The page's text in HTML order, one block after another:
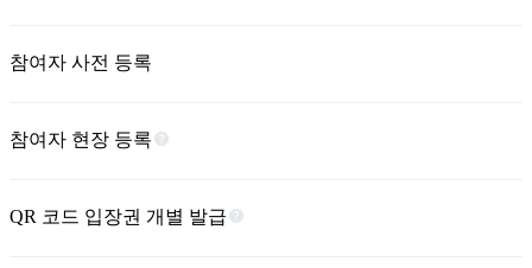
참여자 사전 등록
참여자 현장 등록
QR 코드 입장권 개별 발급